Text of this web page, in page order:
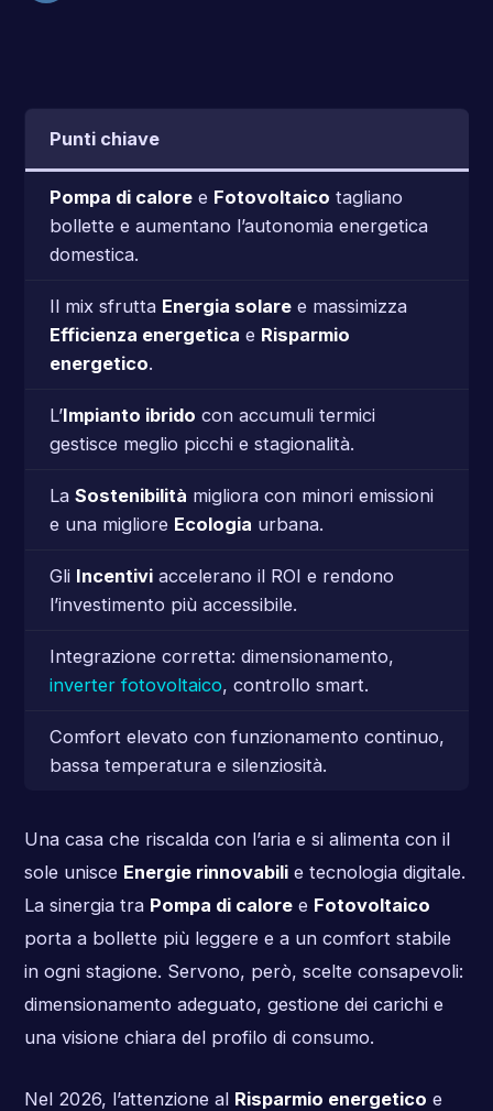
Punti chiave
Pompa di caloree Fotovoltaico tagliano
bollette e aumentano l’autonomia energetica
domestica.
Il mix sfrutta Energia solaree massimizza
Efficienza energetica e Risparmio
energetico.
L’Impianto ibrido con accumuli termici
gestisce meglio picchi e stagionalità.
La Sostenibilità migliora con minori emissioni
e una migliore Ecologia urbana.
Gli Incentiviaccelerano il ROI e rendono
l’investimento più accessibile.
Integrazione corretta: dimensionamento,
inverter fotovoltaico, controllo smart.
Comfort elevato con funzionamento continuo,
bassa temperatura e silenziosità.
Una casa che riscalda con l’aria e si alimenta con il
sole unisce Energie rinnovabilie tecnologia digitale.
La sinergia tra Pompa di caloree Fotovoltaico
porta a bollette più leggere e a un comfort stabile
in ogni stagione. Servono, però, scelte consapevoli:
dimensionamento adeguato, gestione dei carichi e
una visione chiara del profilo di consumo.
Nel 2026, l’attenzione al Risparmio energetico e